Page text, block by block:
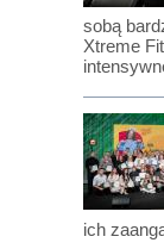
sobą
Xtreme
ich